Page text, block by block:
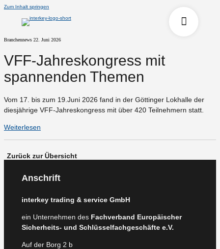
Zum Inhalt springen
Branchennews 22. Juni 2026
VFF-Jahreskongress mit
spannenden Themen
Vom 17. bis zum 19.Juni 2026 fand in der Göttinger Lokhalle der
diesjährige VFF-Jahreskongress mit über 420 Teilnehmern statt.
Weiterlesen
Zurück zur Übersicht
Anschrift
interkey trading & service GmbH
ein Unternehmen des Fachverband Europäischer
Sicherheits- und Schlüsselfachgeschäfte e.V.
Auf der Borg 2 b